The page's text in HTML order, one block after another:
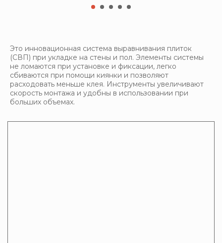
Это инновационная система выравнивания плиток
(СВП) при укладке на стены и пол. Элементы системы
не ломаются при установке и фиксации, легко
сбиваются при помощи киянки и позволяют
расходовать меньше клея. Инструменты увеличивают
скорость монтажа и удобны в использовании при
больших объемах.